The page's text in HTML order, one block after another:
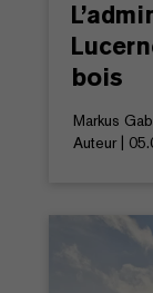
bois
Markus
Auteur |